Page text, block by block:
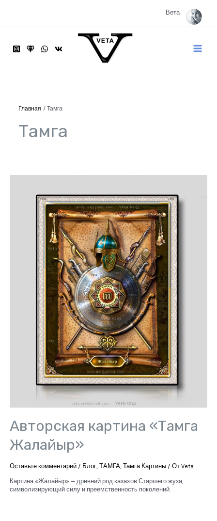
Вета
Main
Главная Тамга
Тамга
Авторская картина «Тамга
Жалайыр»
Оставьте комментарий / Блог, ТАМГА, Тамга Картины / От Veta
Картина «Жалайыр» — древний род казахов Старшего жуза,
символизирующий силу и преемственность поколений.